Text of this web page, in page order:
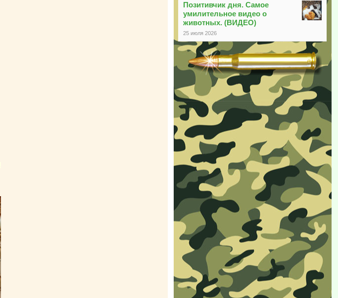
Позитивчик дня. Самое
умилительное видео о
животных. (ВИДЕО)
25 июля 2026